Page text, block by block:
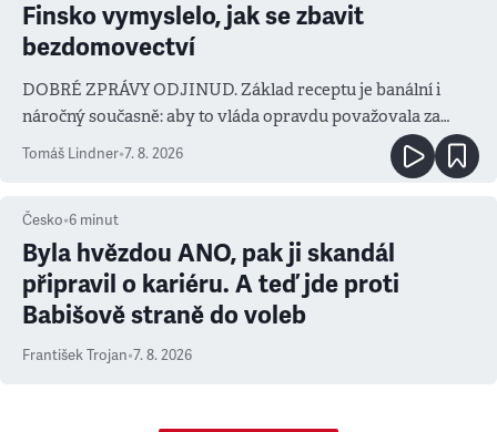
Finsko vymyslelo, jak se zbavit
bezdomovectví
DOBRÉ ZPRÁVY ODJINUD. Základ receptu je banální i
náročný současně: aby to vláda opravdu považovala za
prioritu
Tomáš Lindner•7. 8. 2026
Česko•6 minut
Byla hvězdou ANO, pak ji skandál
připravil o kariéru. A teď jde proti
Babišově straně do voleb
František Trojan•7. 8. 2026